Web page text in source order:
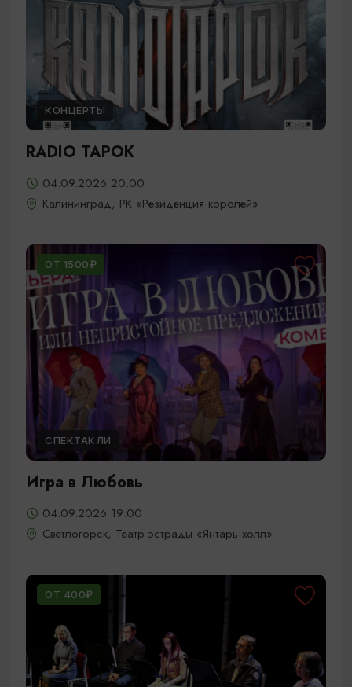
КОНЦЕРТЫ
RADIO TAPOK
04.09.2026 20:00
Калининград, РК «Резиденция королей»
ОТ 1500₽
СПЕКТАКЛИ
Игра в Любовь
04.09.2026 19:00
Светлогорск, Театр эстрады «Янтарь-холл»
ОТ 400₽